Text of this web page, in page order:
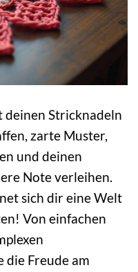
deinen Stricknadeln
zarte Muster,
und deinen
Note verleihen.
sich dir eine Welt
Von einfachen
die Freude am